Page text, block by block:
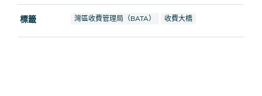
標籤 查看文檔也標記為
灣區收費管理局（BATA） 查看文檔也標記為
收費大橋